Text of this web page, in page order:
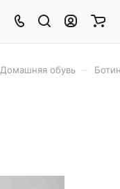
Домашняя обувь